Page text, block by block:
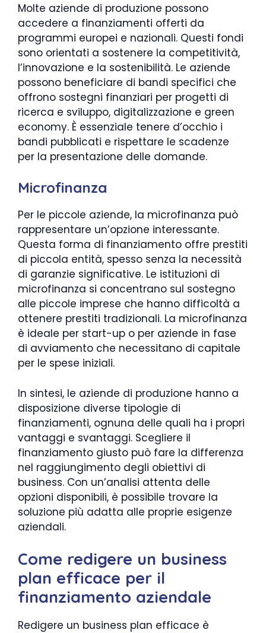
Molte aziende di produzione possono
accedere a finanziamenti offerti da
programmi europei e nazionali. Questi fondi
sono orientati a sostenere la competitività,
l’innovazione e la sostenibilità. Le aziende
possono beneficiare di bandi specifici che
offrono sostegni finanziari per progetti di
ricerca e sviluppo, digitalizzazione e green
economy. È essenziale tenere d’occhio i
bandi pubblicati e rispettare le scadenze
per la presentazione delle domande.
Microfinanza
Per le piccole aziende, la microfinanza può
rappresentare un’opzione interessante.
Questa forma di finanziamento offre prestiti
di piccola entità, spesso senza la necessità
di garanzie significative. Le istituzioni di
microfinanza si concentrano sul sostegno
alle piccole imprese che hanno difficoltà a
ottenere prestiti tradizionali. La microfinanza
è ideale per start-up o per aziende in fase
di avviamento che necessitano di capitale
per le spese iniziali.
In sintesi, le aziende di produzione hanno a
disposizione diverse tipologie di
finanziamenti, ognuna delle quali ha i propri
vantaggi e svantaggi. Scegliere il
finanziamento giusto può fare la differenza
nel raggiungimento degli obiettivi di
business. Con un’analisi attenta delle
opzioni disponibili, è possibile trovare la
soluzione più adatta alle proprie esigenze
aziendali.
Come redigere un business
plan efficace per il
finanziamento aziendale
Redigere un business plan efficace è